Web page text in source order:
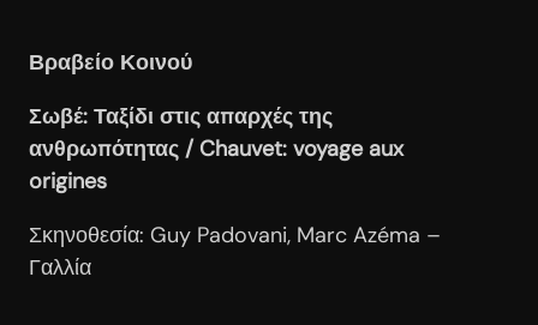
Βραβείο Κοινού
Σωβέ: Ταξίδι στις απαρχές της
ανθρωπότητας / Chauvet: voyageaux
origines
Σκηνοθεσία: Guy Padovani, Marc Azéma –
Γαλλία